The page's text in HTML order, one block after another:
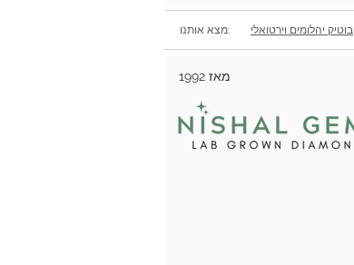
מצא אותנו: בוטיק יהלומים וירטואלי
מאז 1992